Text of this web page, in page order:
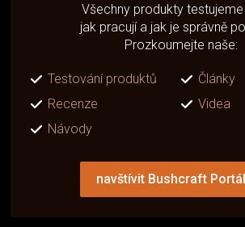
Všechny produkty
jak pracují a jak je správně
Prozkoumejte naše:
Testování produktů
Články
Recenze
Videa
Návody
navštívit Bushcraft Portál